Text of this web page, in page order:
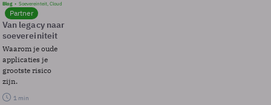
Blog Soevereinteit, Cloud
Partner
Van legacy naar
soevereiniteit
Waarom je oude
applicaties je
grootste risico
zijn.
1 min